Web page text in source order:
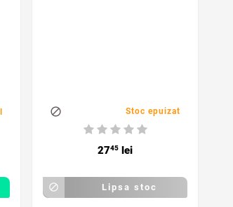
 Stoc epuizat
2745 lei
 Lipsa stoc